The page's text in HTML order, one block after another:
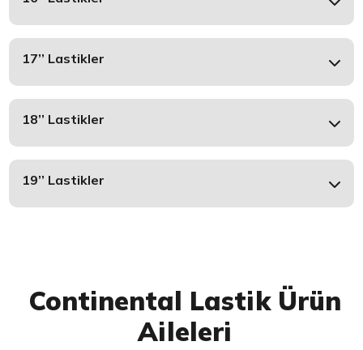
17’’ Lastikler
18’’ Lastikler
19’’ Lastikler
Continental Lastik Ürün
Aileleri